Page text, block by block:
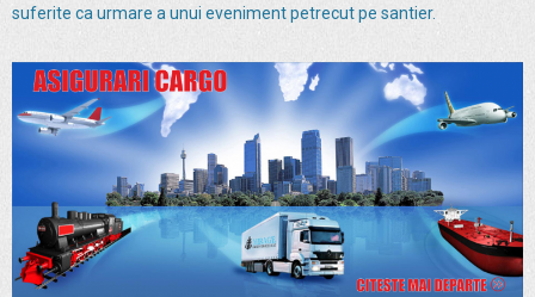
suferite ca urmare a unui eveniment petrecut pe santier.